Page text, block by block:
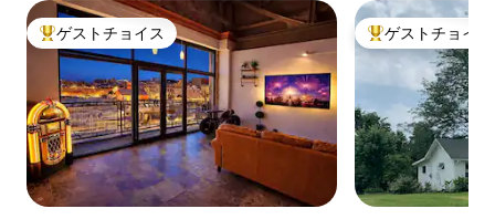
大好評のゲストチョイスです。
ゲストチョイス 大好評のゲスト
ゲストチョイス